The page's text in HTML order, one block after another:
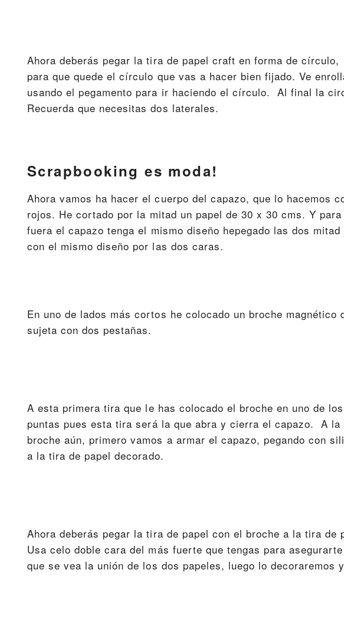
Ahora deberás pegar la tira de papel craft en forma de
para que quede el círculo que vas a hacer bien fijado. Ve
usando el pegamento para ir haciendo el círculo. Al final la
Recuerda que necesitas dos laterales.
Scrapbooking es moda!
Ahora vamos ha hacer el cuerpo del capazo, que lo hacemos
rojos. He cortado por la mitad un papel de 30 x 30 cms. Y
fuera el capazo tenga el mismo diseño hepegado las dos
con el mismo diseño por las dos caras.
En uno de lados más cortos he colocado un broche
sujeta con dos pestañas.
A esta primera tira que le has colocado el broche en uno de
puntas pues esta tira será la que abra y cierra el capazo. A
broche aún, primero vamos a armar el capazo, pegando con
a la tira de papel decorado.
Ahora deberás pegar la tira de papel con el broche a la tira
Usa celo doble cara del más fuerte que tengas para
que se vea la unión de los dos papeles, luego lo decoraremos